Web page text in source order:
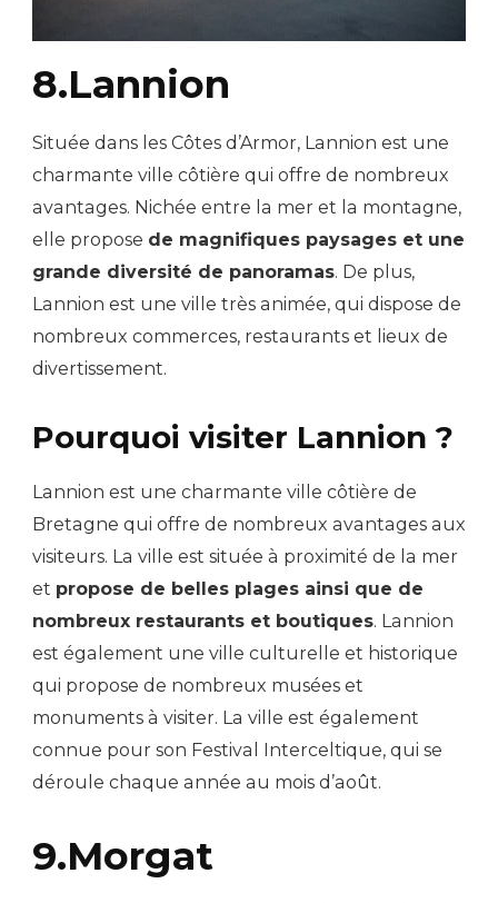
8.Lannion
Située dans les Côtes d’Armor, Lannion est une
charmante ville côtière qui offre de nombreux
avantages. Nichée entre la mer et la montagne,
elle propose de magnifiques paysages et une
grande diversité de panoramas. De plus,
Lannion est une ville très animée, qui dispose de
nombreux commerces, restaurants et lieux de
divertissement.
Pourquoi visiter Lannion ?
Lannion est une charmante ville côtière de
Bretagne qui offre de nombreux avantages aux
visiteurs. La ville est située à proximité de la mer
et propose de belles plages ainsi que de
nombreux restaurants et boutiques. Lannion
est également une ville culturelle et historique
qui propose de nombreux musées et
monuments à visiter. La ville est également
connue pour son Festival Interceltique, qui se
déroule chaque année au mois d’août.
9.Morgat